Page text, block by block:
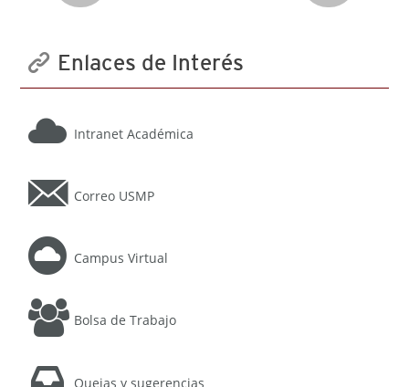
Enlaces de Interés
Intranet Académica
Correo USMP
Campus Virtual
Bolsa de Trabajo
Quejas y sugerencias